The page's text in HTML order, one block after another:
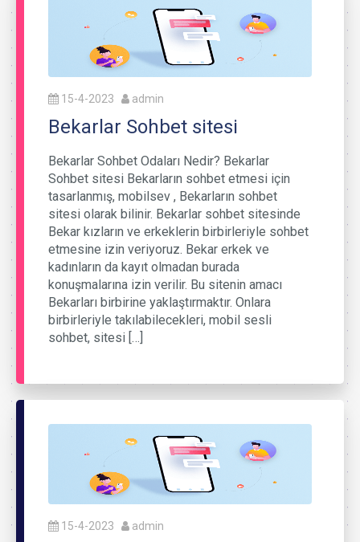
15-4-2023 admin
Bekarlar Sohbet sitesi
Bekarlar Sohbet Odaları Nedir? Bekarlar
Sohbet sitesi Bekarların sohbet etmesi için
tasarlanmış, mobilsev , Bekarların sohbet
sitesi olarak bilinir. Bekarlar sohbet sitesinde
Bekar kızların ve erkeklerin birbirleriyle sohbet
etmesine izin veriyoruz. Bekar erkek ve
kadınların da kayıt olmadan burada
konuşmalarına izin verilir. Bu sitenin amacı
Bekarları birbirine yaklaştırmaktır. Onlara
birbirleriyle takılabilecekleri, mobil sesli
sohbet, sitesi […]
15-4-2023 admin